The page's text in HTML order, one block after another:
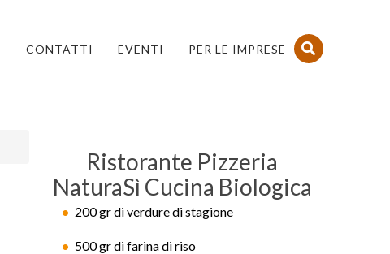
CONTATTI EVENTI PER LE IMPRESE
Ristorante Pizzeria
NaturaSì Cucina Biologica
200 gr di verdure di stagione
500 gr di farina di riso